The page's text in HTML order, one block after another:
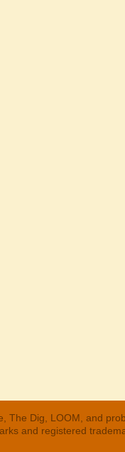
The Dig, LOOM, and
and registered